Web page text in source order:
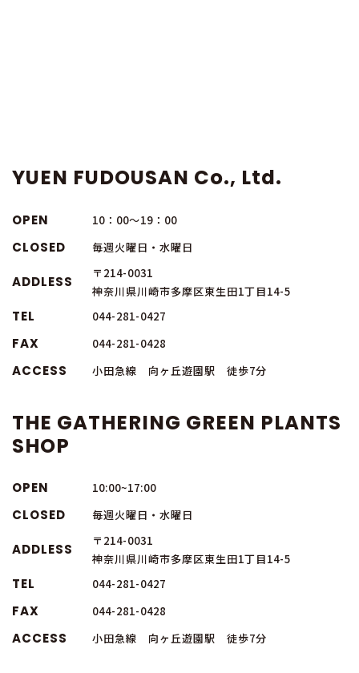
YUEN FUDOUSAN Co., Ltd.
OPEN 10：00～19：00
CLOSED 毎週火曜日・水曜日
ADDLESS
〒214-0031
神奈川県川崎市多摩区東生田1丁目14-5
TEL 044-281-0427
FAX 044-281-0428
ACCESS 小田急線 向ヶ丘遊園駅 徒歩7分
THE GATHERING GREEN PLANTS
SHOP
OPEN 10:00~17:00
CLOSED 毎週火曜日・水曜日
ADDLESS
〒214-0031
神奈川県川崎市多摩区東生田1丁目14-5
TEL 044-281-0427
FAX 044-281-0428
ACCESS 小田急線 向ヶ丘遊園駅 徒歩7分